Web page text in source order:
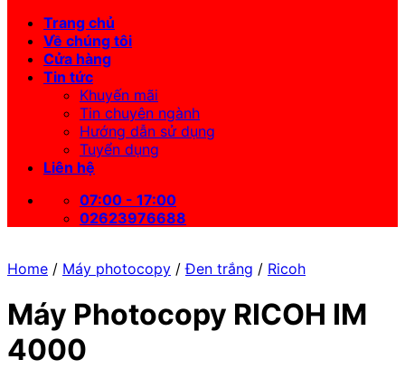
Trang chủ
Về chúng tôi
Cửa hàng
Tin tức
Khuyến mãi
Tin chuyên ngành
Hướng dẫn sử dụng
Tuyển dụng
Liên hệ
07:00 - 17:00
02623976688
Home / Máy photocopy / Đen trắng / Ricoh
Máy Photocopy RICOH IM
4000